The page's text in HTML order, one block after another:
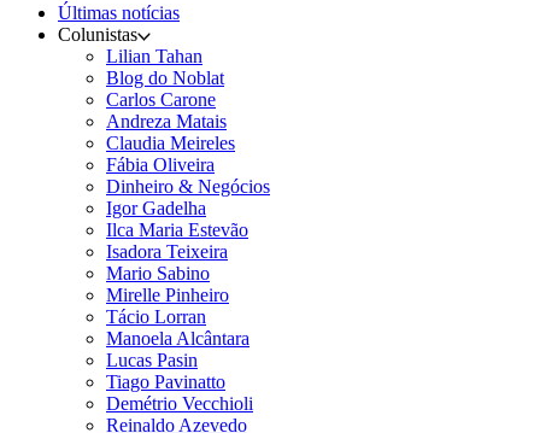
Últimas notícias
Colunistas
Lilian Tahan
Blog do Noblat
Carlos Carone
Andreza Matais
Claudia Meireles
Fábia Oliveira
Dinheiro & Negócios
Igor Gadelha
Ilca Maria Estevão
Isadora Teixeira
Mario Sabino
Mirelle Pinheiro
Tácio Lorran
Manoela Alcântara
Lucas Pasin
Tiago Pavinatto
Demétrio Vecchioli
Reinaldo Azevedo